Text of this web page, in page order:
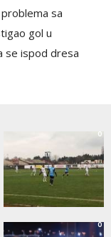
sa
gol u
se ispod dresa
0
0